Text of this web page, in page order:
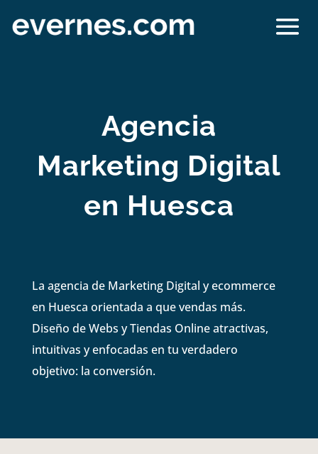
Agencia
Marketing Digital
en Huesca
La agencia de Marketing Digital y ecommerce
en Huesca orientada a que vendas más.
Diseño de Webs y Tiendas Online atractivas,
intuitivas y enfocadas en tu verdadero
objetivo: la conversión.